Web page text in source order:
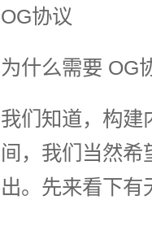
OG协议
为什么需要 OG
我们知道，构建
间，我们当然希
出。先来看下有